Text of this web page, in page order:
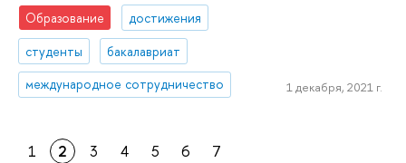
Образование
достижения
студенты
бакалавриат
международное сотрудничество
1 декабря, 2021 г.
1 2 3 4 5 6 7